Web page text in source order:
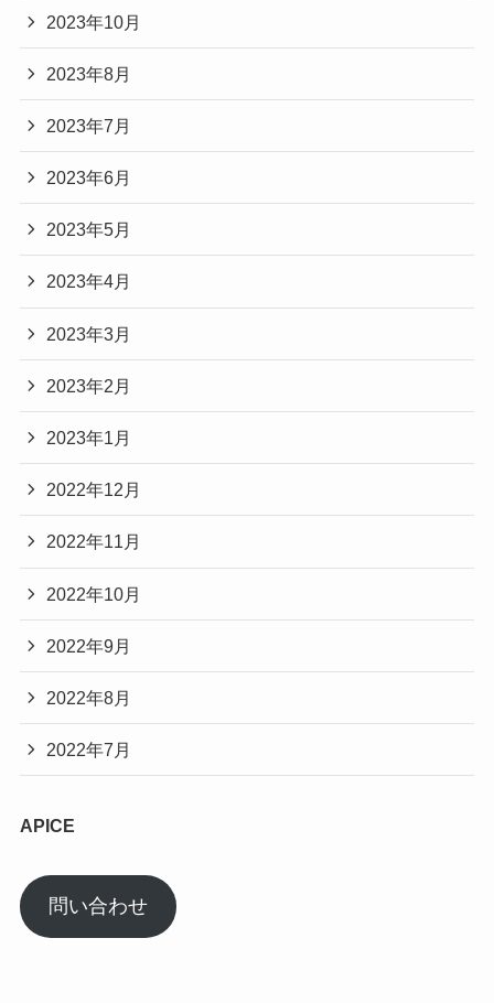
2023年10月
2023年8月
2023年7月
2023年6月
2023年5月
2023年4月
2023年3月
2023年2月
2023年1月
2022年12月
2022年11月
2022年10月
2022年9月
2022年8月
2022年7月
APICE
問い合わせ